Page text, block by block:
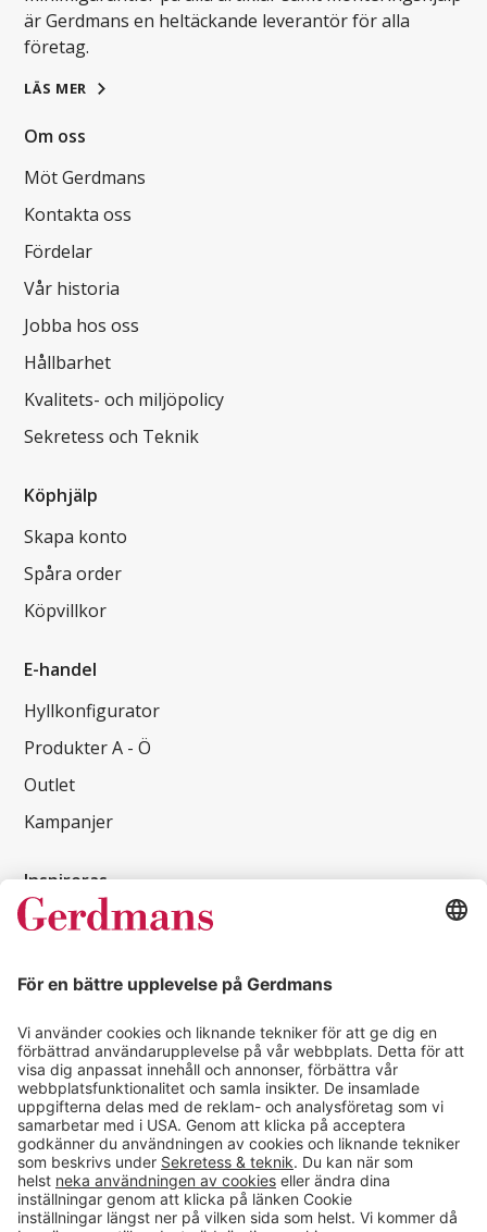
är Gerdmans en heltäckande leverantör för alla
företag.
LÄS MER
Om oss
Möt Gerdmans
Kontakta oss
Fördelar
Vår historia
Jobba hos oss
Hållbarhet
Kvalitets- och miljöpolicy
Sekretess och Teknik
Köphjälp
Skapa konto
Spåra order
Köpvillkor
E-handel
Hyllkonfigurator
Produkter A - Ö
Outlet
Kampanjer
Inspireras
Kundcase
Läsvärt
Kontakt
info@gerdmans.se
0433-740 80
Kundservice öppettider